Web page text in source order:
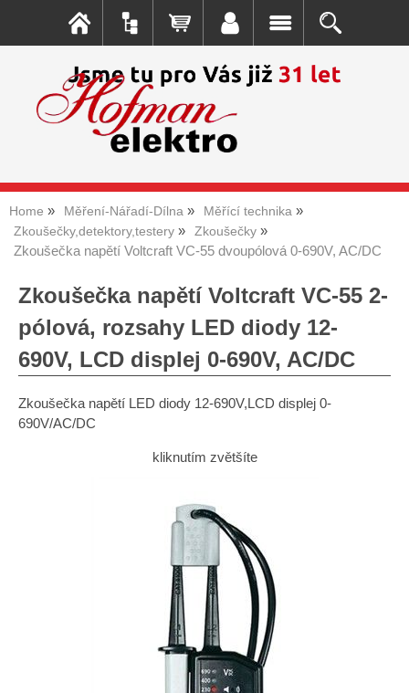
Home Měření-Nářadí-Dílna
Měřící technika
Zkoušečky,detektory,testery
Zkoušečky
Zkoušečka napětí Voltcraft VC-55 dvoupólová 0-690V, AC/DC
Zkoušečka napětí Voltcraft VC-55 2-
pólová, rozsahy LED diody 12-
690V, LCD displej 0-690V, AC/DC
Zkoušečka napětí LED diody 12-690V,LCD displej 0-
690V/AC/DC
kliknutím zvětšíte